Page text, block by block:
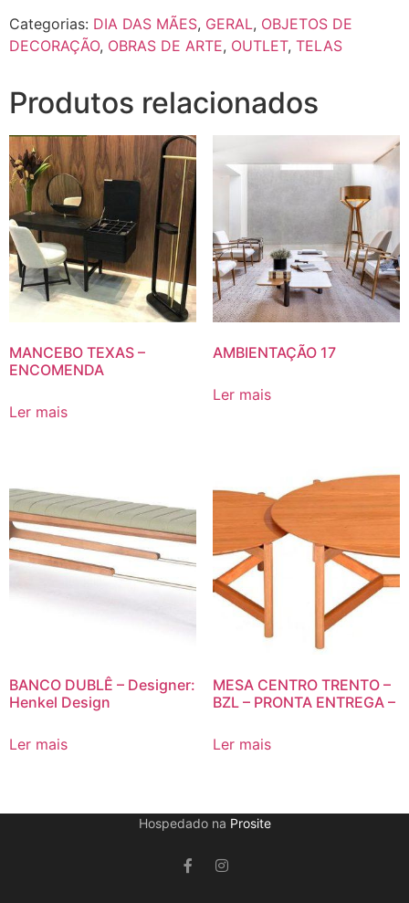
Categorias: DIA DAS MÃES, GERAL, OBJETOS DE
DECORAÇÃO, OBRAS DE ARTE, OUTLET, TELAS
Produtos relacionados
MANCEBO TEXAS –
ENCOMENDA
Ler mais
AMBIENTAÇÃO 17
Ler mais
BANCO DUBLÊ – Designer:
Henkel Design
Ler mais
MESA CENTRO TRENTO –
BZL – PRONTA ENTREGA –
Ler mais
Hospedado na Prosite